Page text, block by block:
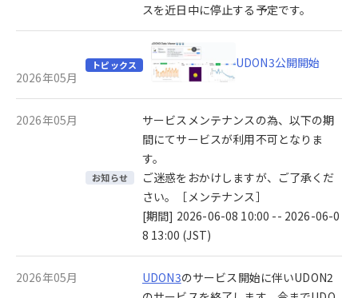
スを近日中に停止する予定です。
2026年05月
トピックス UDON3公開開始
2026年05月
お知らせ
サービスメンテナンスの為、以下の期
間にてサービスが利用不可となりま
す。
ご迷惑をおかけしますが、ご了承くだ
さい。［メンテナンス］
[期間] 2026-06-08 10:00 -- 2026-06-0
8 13:00 (JST)
2026年05月 UDON3のサービス開始に伴いUDON2